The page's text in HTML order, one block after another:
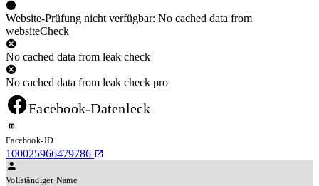
Website-Prüfung nicht verfügbar: No cached data from
websiteCheck
No cached data from leak check
No cached data from leak check pro
Facebook-Datenleck
Facebook-ID
100025966479786
Vollständiger Name